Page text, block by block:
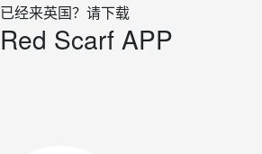
已经来英国？请下载
Red Scarf APP